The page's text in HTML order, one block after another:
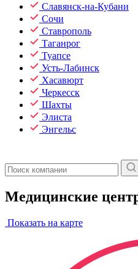
Славянск-на-Кубани
Сочи
Ставрополь
Таганрог
Туапсе
Усть-Лабинск
Хасавюрт
Черкесск
Шахты
Элиста
Энгельс
Медицинские
Показать на карте